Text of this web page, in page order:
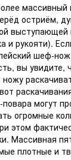
массивный
остриём,
выступающей
и рукояти).
шеф-
вы увидите,
могут
огромные
этом
Массивная
плотные и